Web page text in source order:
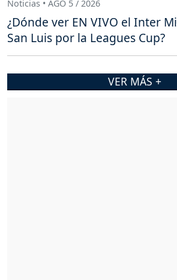
Noticias • AGO 5 / 2026
¿Dónde ver EN VIVO el Inter
San Luis por la Leagues Cup?
VER MÁS +